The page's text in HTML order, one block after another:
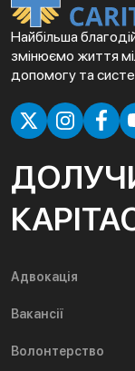
Найбільша
змінюємо життя
допомогу та
Адвокація
Вакансії
Волонтерство